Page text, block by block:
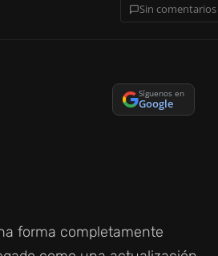
Sin comentarios
Síguenos en
Google
forma completamente